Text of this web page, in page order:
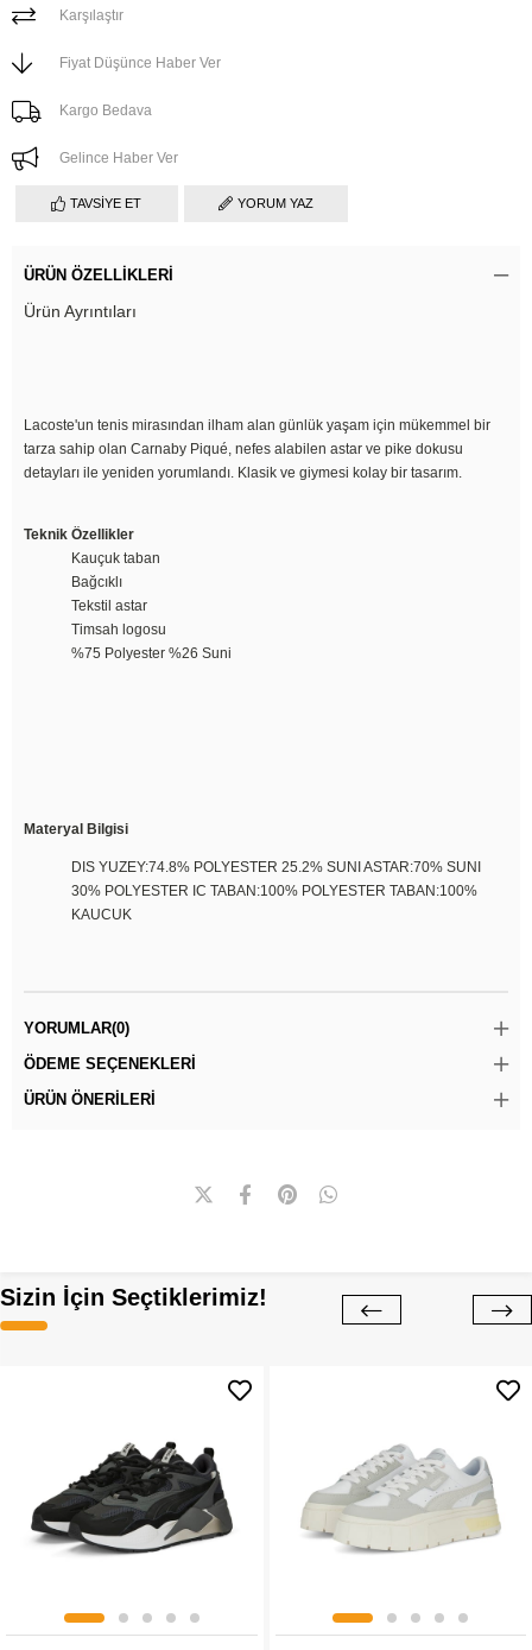
Karşılaştır
Fiyat Düşünce Haber Ver
Kargo Bedava
Gelince Haber Ver
TAVSIYE ET YORUM YAZ
ÜRÜN ÖZELLIKLERI
Ürün Ayrıntıları
Lacoste'un tenis mirasından ilham alan günlük yaşam için mükemmel bir
tarza sahip olan Carnaby Piqué, nefes alabilen astar ve pike dokusu
detayları ile yeniden yorumlandı. Klasik ve giymesi kolay bir tasarım.
Teknik Özellikler
Kauçuk taban
Bağcıklı
Tekstil astar
Timsah logosu
%75 Polyester %26 Suni
Materyal Bilgisi
DIS YUZEY:74.8% POLYESTER 25.2% SUNI ASTAR:70% SUNI
30% POLYESTER IC TABAN:100% POLYESTER TABAN:100%
KAUCUK
YORUMLAR(0)
ÖDEME SEÇENEKLERI
ÜRÜN ÖNERILERI
Sizin İçin Seçtiklerimiz!